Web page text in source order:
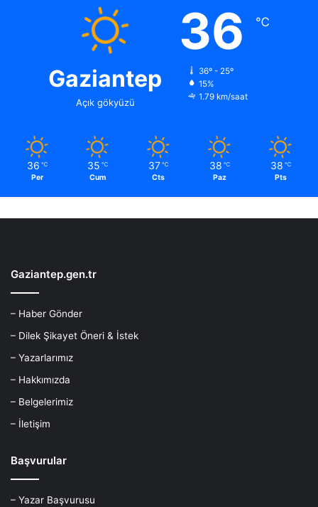
Gaziantep
Açık gökyüzü
36 ℃
36º - 25º
15%
1.79 km/saat
36 ℃
Per
35 ℃
Cum
37 ℃
Cts
38 ℃
Paz
38 ℃
Pts
Gaziantep.gen.tr
– Haber Gönder
– Dilek Şikayet Öneri & İstek
– Yazarlarımız
– Hakkımızda
– Belgelerimiz
– İletişim
Başvurular
– Yazar Başvurusu